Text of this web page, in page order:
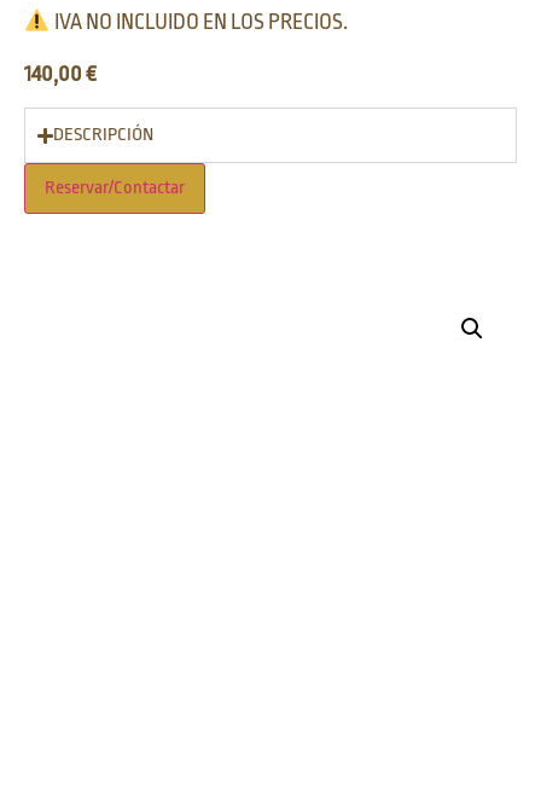
IVA NO INCLUIDO EN LOS PRECIOS.
140,00 €
DESCRIPCIÓN
Reservar/Contactar